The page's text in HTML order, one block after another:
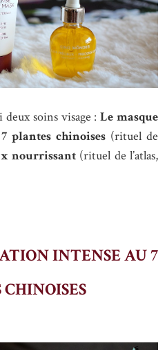
deux soins visage :Le masque
plantes chinoises (rituel de
nourrissant (rituel de l’atlas,
INTENSE AU 7